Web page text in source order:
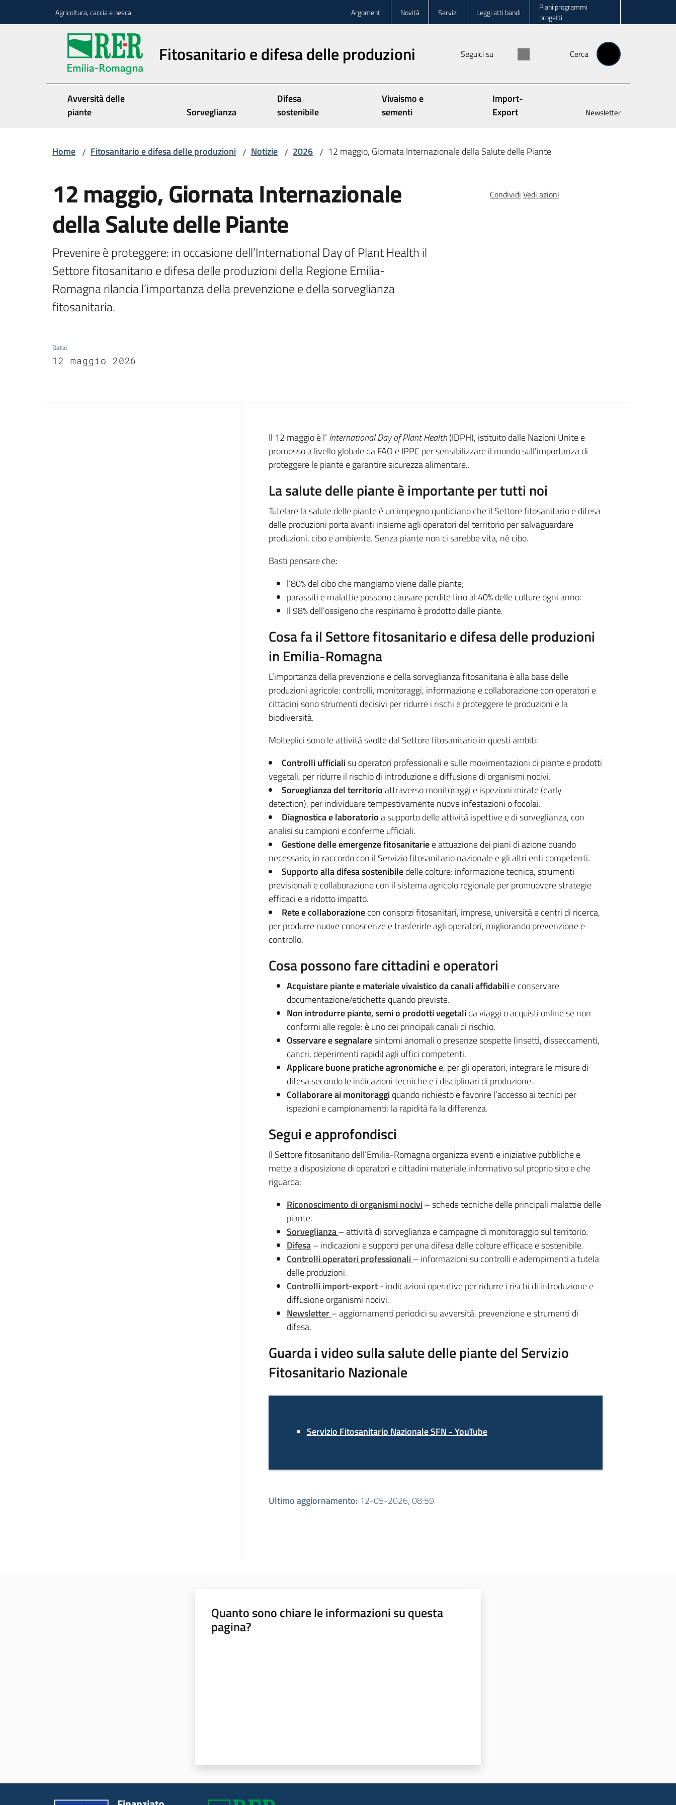
Agricoltura, caccia e pesca Argomenti Novità Servizi Leggi atti bandi
Piani programmi
progetti
Fitosanitario e difesa delle produzioni Seguici su Cerca
Avversità delle
piante
Sorveglianza
Difesa
sostenibile
Vivaismo e
sementi
Import-
Export
Newsletter
Home / Fitosanitario e difesa delle produzioni / Notizie / 2026 / 12 maggio, Giornata Internazionale della Salute delle Piante
12 maggio, Giornata Internazionale
della Salute delle Piante
Prevenire è proteggere: in occasione dell’International Day of Plant Health il
Settore fitosanitario e difesa delle produzioni della Regione Emilia-
Romagna rilancia l’importanza della prevenzione e della sorveglianza
fitosanitaria.
Data:
12 maggio 2026
Condividi Vedi azioni
Introduzione
Il 12 maggio è l’ International Day of Plant Health(IDPH), istituito dalle Nazioni Unite e
promosso a livello globale da FAO e IPPC per sensibilizzare il mondo sull'importanza di
proteggere le piante e garantire sicurezza alimentare..
La salute delle piante è importante per tutti noi
Tutelare la salute delle piante è un impegno quotidiano che il Settore fitosanitario e difesa
delle produzioni porta avanti insieme agli operatori del territorio per salvaguardare
produzioni, cibo e ambiente. Senza piante non ci sarebbe vita, né cibo.
Basti pensare che:
l’80% del cibo che mangiamo viene dalle piante;
parassiti e malattie possono causare perdite fino al 40% delle colture ogni anno:
Il 98% dell’ossigeno che respiriamo è prodotto dalle piante.
Cosa fa il Settore fitosanitario e difesa delle produzioni
in Emilia-Romagna
L’importanza della prevenzione e della sorveglianza fitosanitaria è alla base delle
produzioni agricole: controlli, monitoraggi, informazione e collaborazione con operatori e
cittadini sono strumenti decisivi per ridurre i rischi e proteggere le produzioni e la
biodiversità.
Molteplici sono le attività svolte dal Settore fitosanitario in questi ambiti:
Controlli ufficialisu operatori professionali e sulle movimentazioni di piante e prodotti
vegetali, per ridurre il rischio di introduzione e diffusione di organismi nocivi.
Sorveglianza del territorioattraverso monitoraggi e ispezioni mirate (early
detection), per individuare tempestivamente nuove infestazioni o focolai.
Diagnostica e laboratorioa supporto delle attività ispettive e di sorveglianza, con
analisi su campioni e conferme ufficiali.
Gestione delle emergenze fitosanitariee attuazione dei piani di azione quando
necessario, in raccordo con il Servizio fitosanitario nazionale e gli altri enti competenti.
Supporto alla difesa sostenibiledelle colture: informazione tecnica, strumenti
previsionali e collaborazione con il sistema agricolo regionale per promuovere strategie
efficaci e a ridotto impatto.
Rete e collaborazionecon consorzi fitosanitari, imprese, università e centri di ricerca,
per produrre nuove conoscenze e trasferirle agli operatori, migliorando prevenzione e
controllo.
Cosa possono fare cittadini e operatori
Acquistare piante e materiale vivaistico da canali affidabilie conservare
documentazione/etichette quando previste.
Non introdurre piante, semi o prodotti vegetalida viaggi o acquisti online se non
conformi alle regole: è uno dei principali canali di rischio.
Osservare e segnalaresintomi anomali o presenze sospette (insetti, disseccamenti,
cancri, deperimenti rapidi) agli uffici competenti.
Applicare buone pratiche agronomichee, per gli operatori, integrare le misure di
difesa secondo le indicazioni tecniche e i disciplinari di produzione.
Collaborare ai monitoraggiquando richiesto e favorire l’accesso ai tecnici per
ispezioni e campionamenti: la rapidità fa la differenza.
Segui e approfondisci
Il Settore fitosanitario dell’Emilia-Romagna organizza eventi e iniziative pubbliche e
mette a disposizione di operatori e cittadini materiale informativo sul proprio sito e che
riguarda:
Riconoscimento di organismi nocivi– schede tecniche delle principali malattie delle
piante.
Sorveglianza– attività di sorveglianza e campagne di monitoraggio sul territorio.
Difesa– indicazioni e supporti per una difesa delle colture efficace e sostenibile.
Controlli operatori professionali– informazioni su controlli e adempimenti a tutela
delle produzioni.
Controlli import-export- indicazioni operative per ridurre i rischi di introduzione e
diffusione organismi nocivi.
Newsletter– aggiornamenti periodici su avversità, prevenzione e strumenti di
difesa.
Guarda i video sulla salute delle piante del Servizio
Fitosanitario Nazionale
Servizio Fitosanitario Nazionale SFN - YouTube
Ultimo aggiornamento: 12-05-2026, 08:59
Quanto sono chiare le informazioni su questa
pagina?